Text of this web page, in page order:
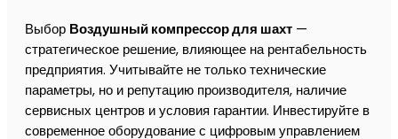
Выбор Воздушный компрессор для шахт —
стратегическое решение, влияющее на рентабельность
предприятия. Учитывайте не только технические
параметры, но и репутацию производителя, наличие
сервисных центров и условия гарантии. Инвестируйте в
современное оборудование с цифровым управлением